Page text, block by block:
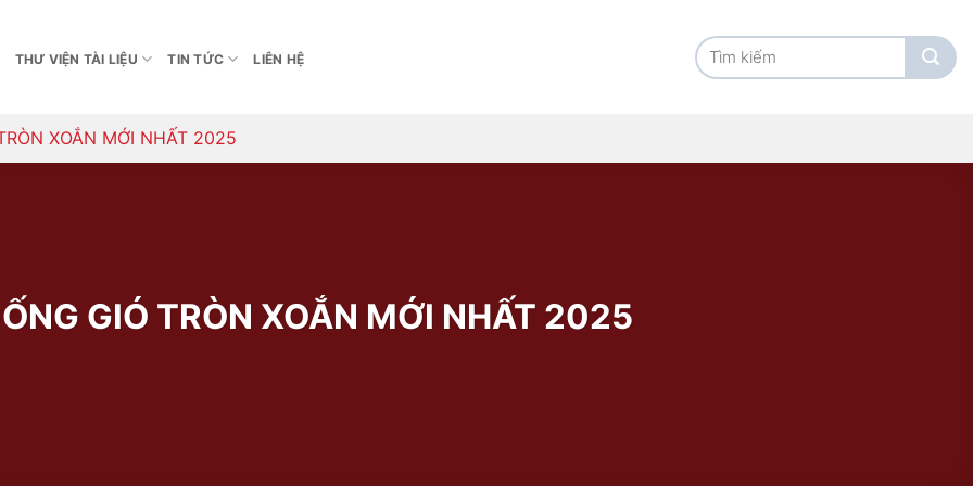
THƯ VIỆN TÀI LIỆU TIN TỨC LIÊN HỆ
Tìm
kiếm:
XOẮN MỚI NHẤT 2025
GIÓ TRÒN XOẮN MỚI NHẤT 2025